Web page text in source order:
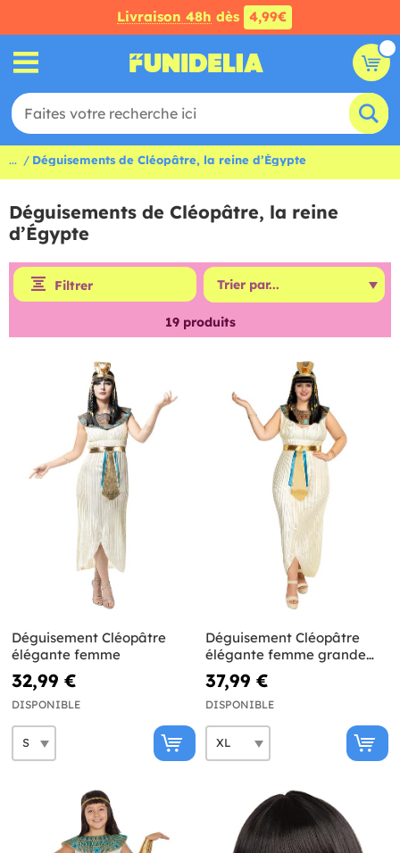
Livraison 48h dès 4,99€
... Déguisements de Cléopâtre, la reine d’Égypte
Déguisements de Cléopâtre, la reine
d’Égypte
Filtrer
19produits
Déguisement Cléopâtre
élégante femme
32,99 €
DISPONIBLE
Déguisement Cléopâtre
élégante femme grande
taille
37,99 €
DISPONIBLE